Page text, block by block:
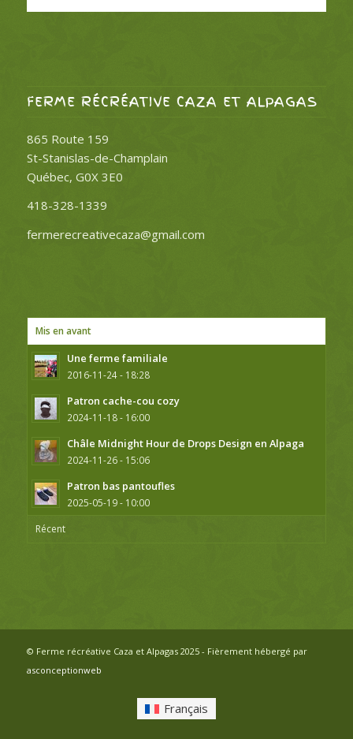
FERME RÉCRÉATIVE CAZA ET ALPAGAS
865 Route 159
St-Stanislas-de-Champlain
Québec, G0X 3E0
418-328-1339
fermerecreativecaza@gmail.com
Mis en avant
Une ferme familiale
2016-11-24 - 18:28
Patron cache-cou cozy
2024-11-18 - 16:00
Châle Midnight Hour de Drops Design en Alpaga
2024-11-26 - 15:06
Patron bas pantoufles
2025-05-19 - 10:00
Récent
© Ferme récréative Caza et Alpagas 2025 - Fièrement hébergé par
asconceptionweb
Français